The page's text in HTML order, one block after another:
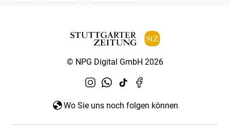
© NPG Digital GmbH 2026
Wo Sie uns noch folgen können